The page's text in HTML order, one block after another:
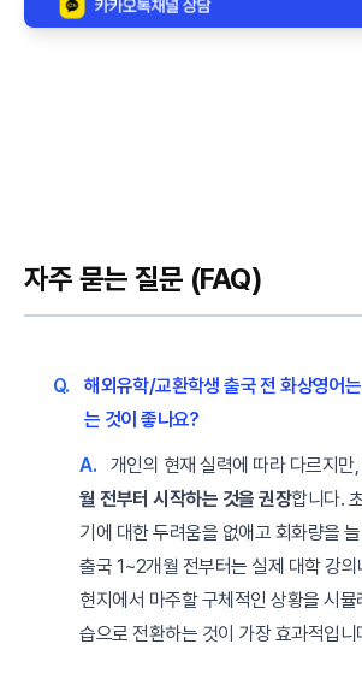
자주 묻는 질문 (FAQ)
Q.
해외유학/교환학생 출국 전 화상영어
는 것이 좋나요?
A.
개인의 현재 실력에 따라 다르지만,
월 전부터 시작하는 것을 권장합니다.
기에 대한 두려움을 없애고 회화량을
출국 1~2개월 전부터는 실제 대학 강
현지에서 마주할 구체적인 상황을 시
습으로 전환하는 것이 가장 효과적입니